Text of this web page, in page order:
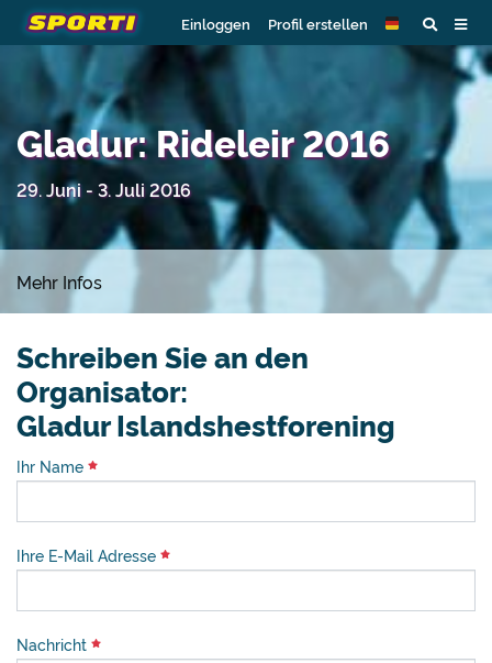
Einloggen Profil erstellen
Gladur: Rideleir 2016
29. Juni - 3. Juli 2016
Mehr Infos
Schreiben Sie an den
Organisator:
Gladur Islandshestforening
Ihr Name
Ihre E-Mail Adresse
Nachricht